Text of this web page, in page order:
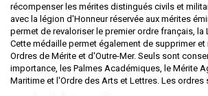
récompenser les mérites distingués civils et
avec la légion d'Honneur réservée aux mérites
permet de revaloriser le premier ordre français, la
Cette médaille permet également de supprimer et
Ordres de Mérite et d'Outre-Mer. Seuls sont
importance, les Palmes Académiques, le Mérite
Maritime et l'Ordre des Arts et Lettres. Les ordres